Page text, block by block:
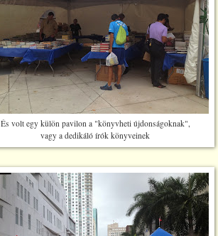
És volt egy külön pavilon a "könyvheti újdonságoknak",
vagy a dedikáló írók könyveinek